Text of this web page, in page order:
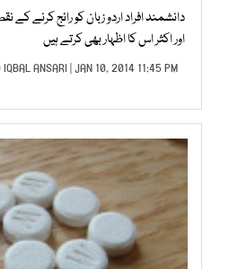
دانشمند افراد اردو زبان کو رائج کرنے
اور اکثر اس کا اظہار بھی کرتے ہیں
ANSARI | JAN 10, 2014 11:45 PM |